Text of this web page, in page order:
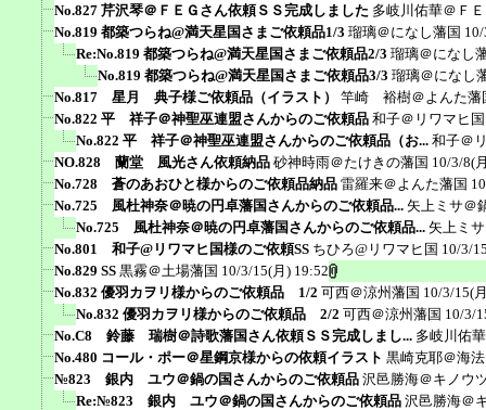
No.827 芹沢琴＠ＦＥＧさん依頼ＳＳ完成しました 多岐川佑華＠Ｆ
No.819 都築つらね@満天星国さまご依頼品1/3 瑠璃＠になし藩国
Re:No.819 都築つらね@満天星国さまご依頼品2/3 瑠璃＠になし
No.819 都築つらね@満天星国さまご依頼品3/3 瑠璃＠になし
No.817 星月 典子様ご依頼品（イラスト）
竿崎 裕樹＠よんた藩
No.822 平 祥子＠神聖巫連盟さんからのご依頼品 和子＠リワマヒ国
No.822 平 祥子＠神聖巫連盟さんからのご依頼品（お... 和子＠
NO.828 蘭堂 風光さん依頼納品 砂神時雨＠たけきの藩国 10/3/8(
No.728 蒼のあおひと様からのご依頼品納品 雷羅来＠よんた藩国
No.725 風杜神奈＠暁の円卓藩国さんからのご依頼品... 矢上ミサ＠
No.725 風杜神奈＠暁の円卓藩国さんからのご依頼品... 矢上ミ
No.801 和子@リワマヒ国様のご依頼SS ちひろ@リワマヒ国 10/3/
No.829 SS 黒霧＠土場藩国 10/3/15(月) 19:52
No.832 優羽カヲリ様からのご依頼品 1/2 可西＠涼州藩国 10/3/15(
No.832 優羽カヲリ様からのご依頼品 2/2 可西＠涼州藩国 10/3/
No.C8 鈴藤 瑞樹＠詩歌藩国さん依頼ＳＳ完成しまし... 多岐川佑
No.480 コール・ポー＠星鋼京様からの依頼イラスト 黒崎克耶＠海
№823 銀内 ユウ＠鍋の国さんからのご依頼品 沢邑勝海＠キノウ
Re:№823 銀内 ユウ＠鍋の国さんからのご依頼品 沢邑勝海＠